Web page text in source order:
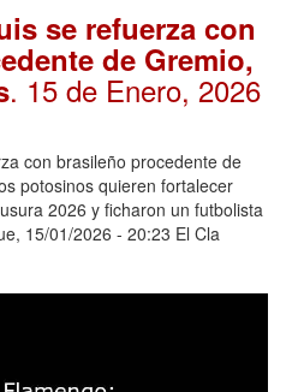
se refuerza con
de Gremio,
. 15 de Enero, 2026
con brasileño procedente de
potosinos quieren fortalecer
2026 y ficharon un futbolista
15/01/2026 - 20:23 El Cla